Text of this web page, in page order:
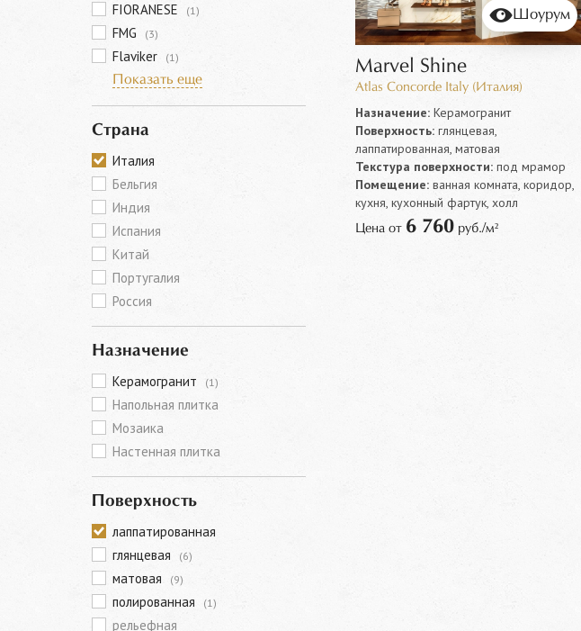
FIORANESE (1)
FMG (3)
Flaviker
(1)
Показать еще
Страна
Италия
Бельгия
Индия
Испания
Китай
Португалия
Россия
Назначение
Керамогранит (1)
Напольная плитка
Мозаика
Настенная плитка
Поверхность
лаппатированная
глянцевая
(6)
матовая (9)
полированная (1)
рельефная
Шоурум
Marvel Shine
Atlas Concorde Italy (Италия)
Назначение:Керамогранит
Поверхность:глянцевая,
лаппатированная, матовая
Текстура поверхности:под мрамор
Помещение:ванная комната, коридор,
кухня, кухонный фартук, холл
Цена от 6 760руб./м²